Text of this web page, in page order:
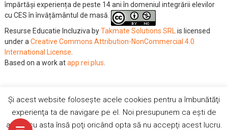
Vrei sa nu mai vezi reclamele ?
Autentifică-te
împărtăși experiența de peste 14 ani în domeniul integrării elevilor
cu CES în învățământul de masă.
Resurse Educatie IncluzivabyTakmate Solutions SRLis licensed
under aCreative Commons Attribution-NonCommercial 4.0
International License.
Based on a work atapp.rei.plus.
YouTubeFacebook
Și acest website folosește acele cookies pentru a îmbunătăţi
experienţa ta de navigare pe el. Noi presupunem ca eşti de
acord cu asta însă poţi oricând opta să nu accepţi acest lucru.